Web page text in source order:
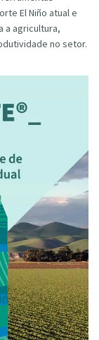
El Niño atual e
a agricultura,
no setor.